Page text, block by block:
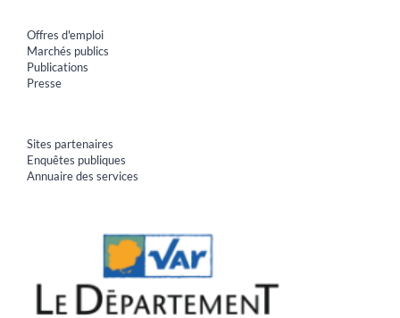
Offres d'emploi
Marchés publics
Publications
Presse
Sites partenaires
Enquêtes publiques
Annuaire des services